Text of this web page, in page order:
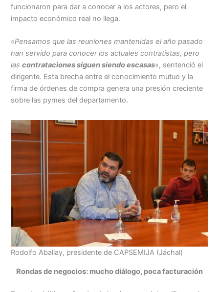
funcionaron para dar a conocer a los actores, pero el
impacto económico real no llega.
«Pensamos que las reuniones mantenidas el año pasado
han servido para conocer los actuales contratistas, pero
lascontrataciones siguen siendo escasas«, sentenció el
dirigente. Esta brecha entre el conocimiento mutuo y la
firma de órdenes de compra genera una presión creciente
sobre las pymes del departamento.
Rodolfo Aballay, presidente de CAPSEMIJA (Jáchal)
Rondas de negocios: mucho diálogo, poca facturación